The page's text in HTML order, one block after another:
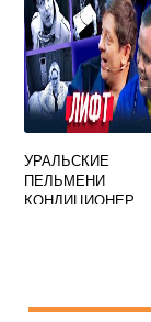
УРАЛЬСКИЕ
ПЕЛЬМЕНИ
КОНДИЦИОНЕР